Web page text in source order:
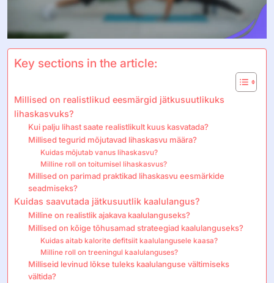
Key sections in the article:
Millised on realistlikud eesmärgid jätkusuutlikuks
lihaskasvuks?
Kui palju lihast saate realistlikult kuus kasvatada?
Millised tegurid mõjutavad lihaskasvu määra?
Kuidas mõjutab vanus lihaskasvu?
Milline roll on toitumisel lihaskasvus?
Millised on parimad praktikad lihaskasvu eesmärkide
seadmiseks?
Kuidas saavutada jätkusuutlik kaalulangus?
Milline on realistlik ajakava kaalulanguseks?
Millised on kõige tõhusamad strateegiad kaalulanguseks?
Kuidas aitab kalorite defitsiit kaalulangusele kaasa?
Milline roll on treeningul kaalulanguses?
Milliseid levinud lõkse tuleks kaalulanguse vältimiseks
vältida?